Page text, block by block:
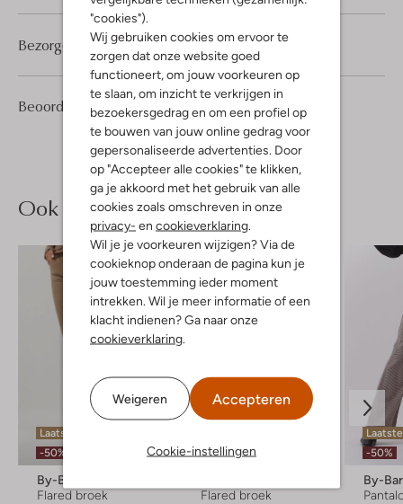
"cookies").
Wij gebruiken cookies om ervoor te
zorgen dat onze website goed
functioneert, om jouw voorkeuren op
te slaan, om inzicht te verkrijgen in
bezoekersgedrag en om een profiel op
te bouwen van jouw online gedrag voor
gepersonaliseerde advertenties. Door
op "Accepteer alle cookies" te klikken,
ga je akkoord met het gebruik van alle
cookies zoals omschreven in onze
privacy- en cookieverklaring.
Wil je je voorkeuren wijzigen? Via de
cookieknop onderaan de pagina kun je
jouw toestemming ieder moment
intrekken. Wil je meer informatie of een
klacht indienen? Ga naar onze
cookieverklaring.
Weigeren Accepteren
Cookie-instellingen
Beoordelingen (1) 5/5
1
5
Sterren
Bezorgen & retourneren
Ook iets voor jou?
Laatste item
-50%
By-Bar
Flared broek
-60%
Flared broek
-50%
By-Bar